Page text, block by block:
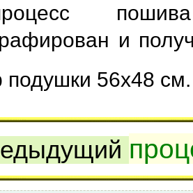
и
подушки 56х48 см.